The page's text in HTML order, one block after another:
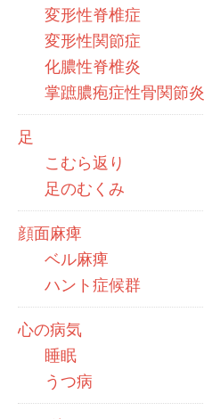
変形性脊椎症
変形性関節症
化膿性脊椎炎
掌蹠膿疱症性骨関節炎
足
こむら返り
足のむくみ
顔面麻痺
ベル麻痺
ハント症候群
心の病気
睡眠
うつ病